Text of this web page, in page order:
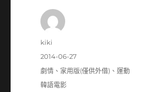
作
kiki
發
佈
期:
2014-06-27
分
類
劇情 、 家用版(僅供外借) 、運動
標
韓語電影